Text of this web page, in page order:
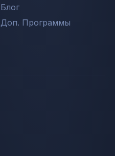
Блог
Доп. Программы